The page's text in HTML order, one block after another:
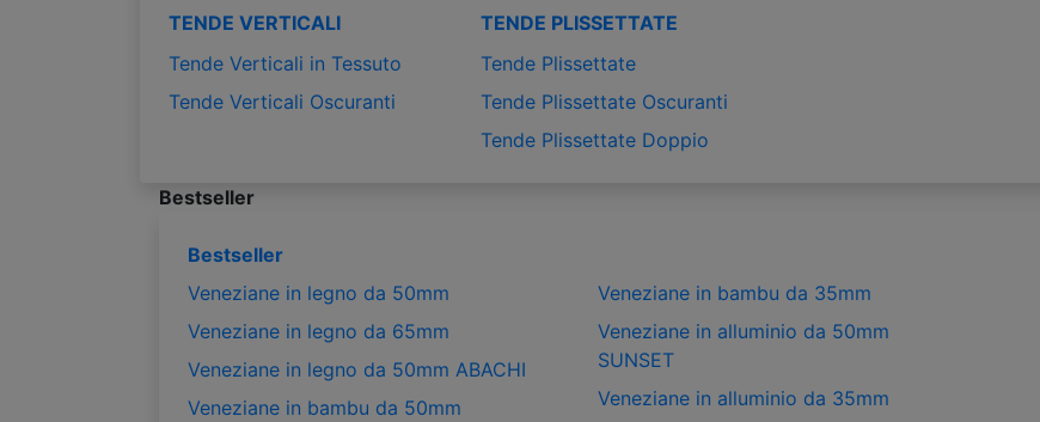
TENDE VERTICALI
Tende Verticali in Tessuto
Tende Verticali Oscuranti
TENDE PLISSETTATE
Tende Plissettate
Tende Plissettate Oscuranti
Tende Plissettate Doppio
Bestseller
Bestseller
Veneziane in legno da 50mm
Veneziane in legno da 65mm
Veneziane in legno da 50mm ABACHI
Veneziane in bambu da 50mm
Veneziane in bambu da 35mm
Veneziane in alluminio da 50mm
SUNSET
Veneziane in alluminio da 35mm